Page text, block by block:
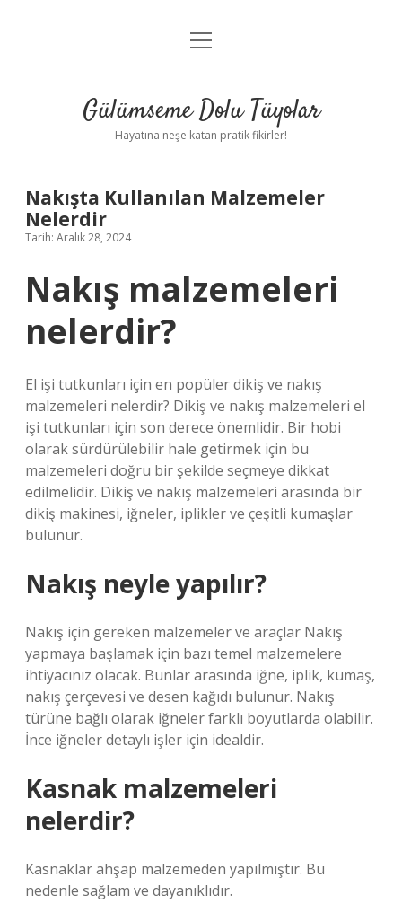
Anasayfa
Yasal Uyarı
menüyü
Gülümseme Dolu Tüyolar
Hayatına neşe katan pratik fikirler!
Nakışta Kullanılan Malzemeler
Nelerdir
Tarih: Aralık 28, 2024
Nakış malzemeleri
nelerdir?
El işi tutkunları için en popüler dikiş ve nakış
malzemeleri nelerdir? Dikiş ve nakış malzemeleri el
işi tutkunları için son derece önemlidir. Bir hobi
olarak sürdürülebilir hale getirmek için bu
malzemeleri doğru bir şekilde seçmeye dikkat
edilmelidir. Dikiş ve nakış malzemeleri arasında bir
dikiş makinesi, iğneler, iplikler ve çeşitli kumaşlar
bulunur.
Nakış neyle yapılır?
Nakış için gereken malzemeler ve araçlar Nakış
yapmaya başlamak için bazı temel malzemelere
ihtiyacınız olacak. Bunlar arasında iğne, iplik, kumaş,
nakış çerçevesi ve desen kağıdı bulunur. Nakış
türüne bağlı olarak iğneler farklı boyutlarda olabilir.
İnce iğneler detaylı işler için idealdir.
Kasnak malzemeleri
nelerdir?
Kasnaklar ahşap malzemeden yapılmıştır. Bu
nedenle sağlam ve dayanıklıdır.